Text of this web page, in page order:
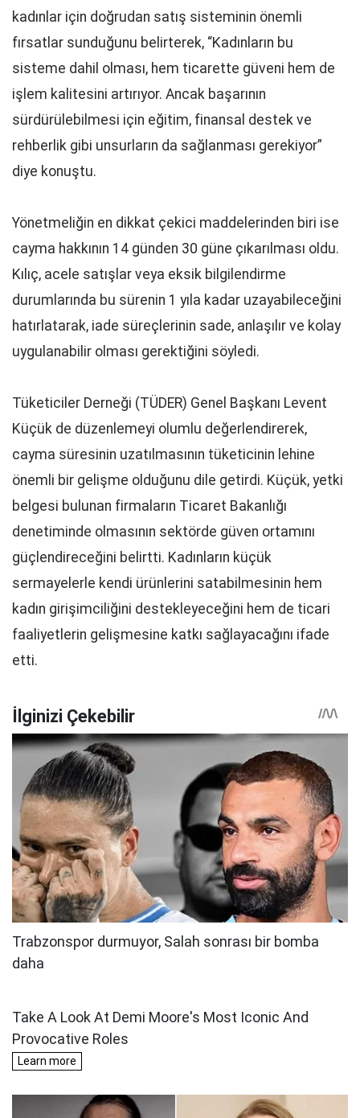
kadınlar için doğrudan satış sisteminin önemli
fırsatlar sunduğunu belirterek, “Kadınların bu
sisteme dahil olması, hem ticarette güveni hem de
işlem kalitesini artırıyor. Ancak başarının
sürdürülebilmesi için eğitim, finansal destek ve
rehberlik gibi unsurların da sağlanması gerekiyor”
diye konuştu.
Yönetmeliğin en dikkat çekici maddelerinden biri ise
cayma hakkının 14 günden 30 güne çıkarılması oldu.
Kılıç, acele satışlar veya eksik bilgilendirme
durumlarında bu sürenin 1 yıla kadar uzayabileceğini
hatırlatarak, iade süreçlerinin sade, anlaşılır ve kolay
uygulanabilir olması gerektiğini söyledi.
Tüketiciler Derneği (TÜDER) Genel Başkanı Levent
Küçük de düzenlemeyi olumlu değerlendirerek,
cayma süresinin uzatılmasının tüketicinin lehine
önemli bir gelişme olduğunu dile getirdi. Küçük, yetki
belgesi bulunan firmaların Ticaret Bakanlığı
denetiminde olmasının sektörde güven ortamını
güçlendireceğini belirtti. Kadınların küçük
sermayelerle kendi ürünlerini satabilmesinin hem
kadın girişimciliğini destekleyeceğini hem de ticari
faaliyetlerin gelişmesine katkı sağlayacağını ifade
etti.